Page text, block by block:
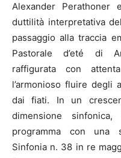
Alexander
duttilità interpretativa
passaggio alla traccia
Pastorale d’eté di
raffigurata con
l’armonioso fluire
dai fiati. In un
dimensione
programma con una
Sinfonia n. 38 in re